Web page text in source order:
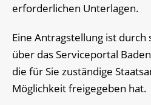
erforderlichen Unterlagen.
Eine Antragstellung ist durch
über das Serviceportal
die für Sie zuständige
Möglichkeit freigegeben hat.